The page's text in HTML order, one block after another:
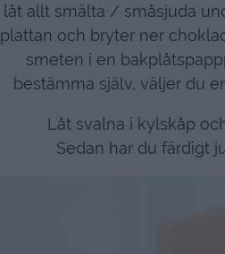
låt allt smälta / småsjuda
plattan och bryter ner
smeten i en
bestämma själv, väljer du
Låt svalna i kylskåp
Sedan har du färdigt